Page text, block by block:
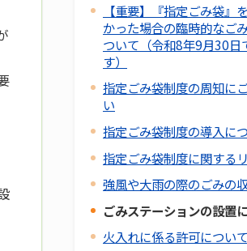
【重要】『指定ごみ袋』
かった場合の臨時的なご
ついて（令和8年9月30日
す）
指定ごみ袋制度の周知に
い
指定ごみ袋制度の導入に
指定ごみ袋制度に関する
強風や大雨の際のごみの
ごみステーションの設置
火入れに係る許可について